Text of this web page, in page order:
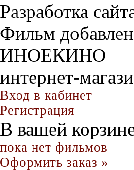
Разработка
Фильм
ИНОЕКИНО
интернет-
Вход в кабинет
Регистрация
В вашей
пока нет фильмов
Оформить заказ »